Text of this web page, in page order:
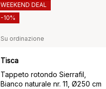
Su ordinazione
Tisca
Tappeto rotondo Sierrafil,
Bianco naturale nr. 11, Ø250 cm
WEEKEND DEAL
-10%